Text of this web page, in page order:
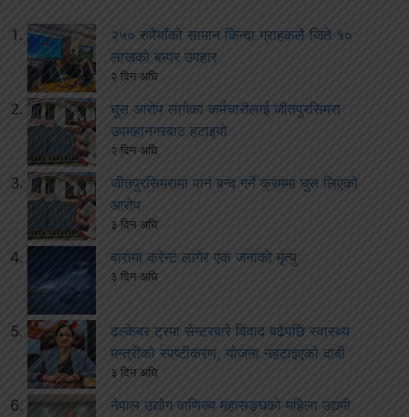
२५० रुपैयाँको सामान किन्दा ग्राहकले जिते १०
लाखको बम्पर उपहार
२ दिन अघि
घुस आरोप लागेका कर्मचारीलाई जीतपुरसिमरा
उपमहानगरबाट हटाइयो
२ दिन अघि
जीतपुरसिमरामा पान बन्द गर्ने क्रममा घुस लिएको
आरोप
३ दिन अघि
बारामा करेन्ट लागेर एक जनाको मृत्यु
३ दिन अघि
ढल्केबर ट्रमा सेन्टरबारे विवाद बढेपछि स्वास्थ्य
मन्त्रीको स्पष्टीकरण, योजना नहटाइएको दाबी
३ दिन अघि
नेपाल उद्योग वाणिज्य महासङ्घको महिला उद्यमी